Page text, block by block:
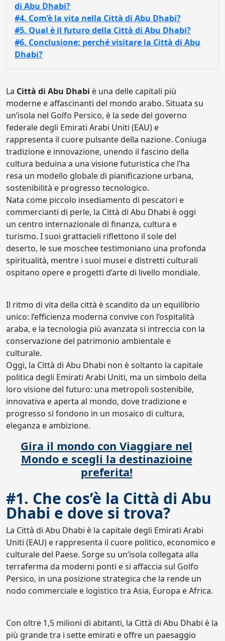
di Abu Dhabi?
#4. Com’è la vita nella Città di Abu Dhabi?
#5. Qual è il futuro della Città di Abu Dhabi?
#6. Conclusione: perché visitare la Città di Abu
Dhabi?
La Città di Abu Dhabi è una delle capitali più
moderne e affascinanti del mondo arabo. Situata su
un’isola nel Golfo Persico, è la sede del governo
federale degli Emirati Arabi Uniti (EAU) e
rappresenta il cuore pulsante della nazione. Coniuga
tradizione e innovazione, unendo il fascino della
cultura beduina a una visione futuristica che l’ha
resa un modello globale di pianificazione urbana,
sostenibilità e progresso tecnologico.
Nata come piccolo insediamento di pescatori e
commercianti di perle, la Città di Abu Dhabi è oggi
un centro internazionale di finanza, cultura e
turismo. I suoi grattacieli riflettono il sole del
deserto, le sue moschee testimoniano una profonda
spiritualità, mentre i suoi musei e distretti culturali
ospitano opere e progetti d’arte di livello mondiale.
Il ritmo di vita della città è scandito da un equilibrio
unico: l’efficienza moderna convive con l’ospitalità
araba, e la tecnologia più avanzata si intreccia con la
conservazione del patrimonio ambientale e
culturale.
Oggi, la Città di Abu Dhabi non è soltanto la capitale
politica degli Emirati Arabi Uniti, ma un simbolo della
loro visione del futuro: una metropoli sostenibile,
innovativa e aperta al mondo, dove tradizione e
progresso si fondono in un mosaico di cultura,
eleganza e ambizione.
Gira il mondo con Viaggiare nel
Mondo e scegli la destinazioine
preferita!
#1. Che cos’è la Città di Abu
Dhabi e dove si trova?
La Città di Abu Dhabi è la capitale degli Emirati Arabi
Uniti (EAU) e rappresenta il cuore politico, economico e
culturale del Paese. Sorge su un’isola collegata alla
terraferma da moderni ponti e si affaccia sul Golfo
Persico, in una posizione strategica che la rende un
nodo commerciale e logistico tra Asia, Europa e Africa.
Con oltre 1,5 milioni di abitanti, la Città di Abu Dhabi è la
più grande tra i sette emirati e offre un paesaggio